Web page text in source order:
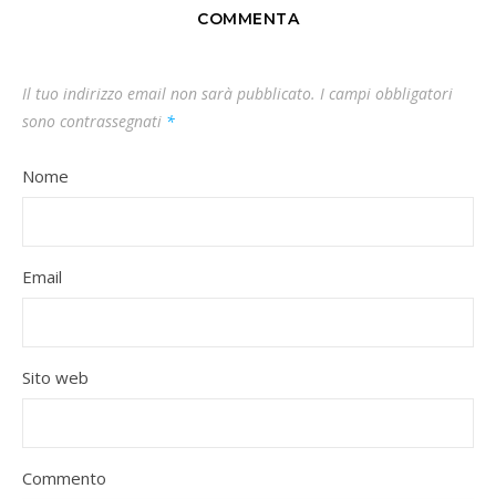
COMMENTA
Il tuo indirizzo email non sarà pubblicato. I campi obbligatori
sono contrassegnati *
Nome
Email
Sito web
Commento